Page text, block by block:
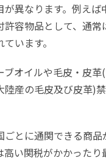
異なります。例えば
許容物品として、通常
います。
ブオイルや毛皮・皮革
陸産の毛皮及び皮革)
ごとに通関できる商品
高い関税がかかったり